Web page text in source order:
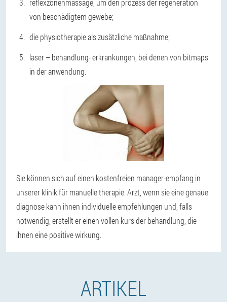
reflexzonenmassage, um den prozess der regeneration
von beschädigtem gewebe;
die physiotherapie als zusätzliche maßnahme;
laser – behandlung- erkrankungen, bei denen von bitmaps
in der anwendung.
Sie können sich auf einen kostenfreien manager-empfang in
unserer klinik für manuelle therapie. Arzt, wenn sie eine genaue
diagnose kann ihnen individuelle empfehlungen und, falls
notwendig, erstellt er einen vollen kurs der behandlung, die
ihnen eine positive wirkung.
ARTIKEL